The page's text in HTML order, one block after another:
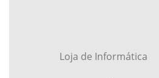
Loja de Informática